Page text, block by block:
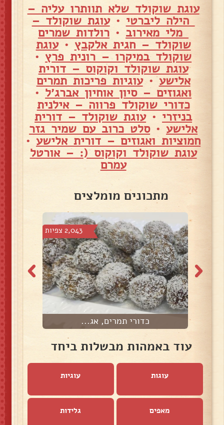
עוגת שוקולד שלא תוותרו עליה –
הילה ליברטי •עוגת שוקולד –
מלי מאירוב • רולדות שמרים
שוקולד – חגית אלקבץ •עוגת
שוקולד במיקרו – רונית פרץ •
עוגת שוקולד וקוקוס – דורית
אלישע•עוגיות פריכות תמרים
ואגוזים – סיון אוחיון אברג׳ל •
כדורי שוקולד פרווה – אילנית
בניזרי •עוגת שוקולד – דורית
אלישע•סלט כרוב עם שמיר גזר
חמוציות ואגוזים – דורית אלישע•
עוגת שוקולד וקוקוס (: – אורטל
עמרם
מתכונים מומלצים
2,043 צפיות
כדורי תמרים, אג...
עוד באמהות מבשלות ביחד
עוגות עוגיות
מאפים גלידות